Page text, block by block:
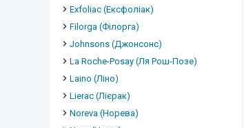
Exfoliac (Ексфоліак)
Filorga (Філорга)
Johnsons (Джонсонс)
La Roche-Posay (Ля Рош-Позе)
Laino (Ліно)
Lierac (Лієрак)
Noreva (Норева)